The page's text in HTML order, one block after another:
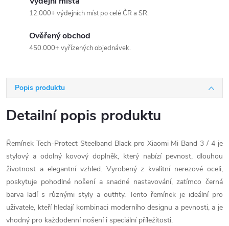
12.000+ výdejních míst po celé ČR a SR.
Ověřený obchod
450.000+ vyřízených objednávek.
Popis produktu
Detailní popis produktu
Řemínek Tech-Protect Steelband Black pro Xiaomi Mi Band 3 / 4 je
stylový a odolný kovový doplněk, který nabízí pevnost, dlouhou
životnost a elegantní vzhled. Vyrobený z kvalitní nerezové oceli,
poskytuje pohodlné nošení a snadné nastavování, zatímco černá
barva ladí s různými styly a outfity. Tento řemínek je ideální pro
uživatele, kteří hledají kombinaci moderního designu a pevnosti, a je
vhodný pro každodenní nošení i speciální příležitosti.